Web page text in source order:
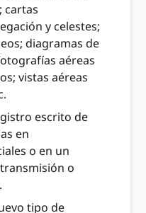
cartas
y celestes;
diagramas de
aéreas
vistas aéreas
escrito de
en
o en un
o
tipo de